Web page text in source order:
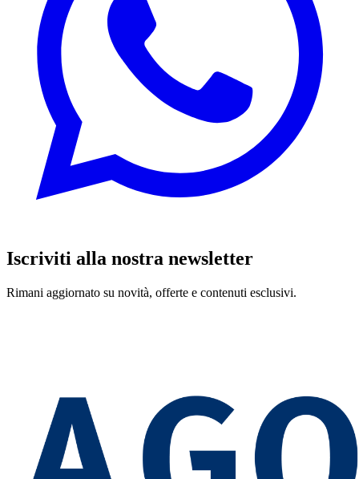
Iscriviti alla nostra newsletter
Rimani aggiornato su novità, offerte e contenuti esclusivi.